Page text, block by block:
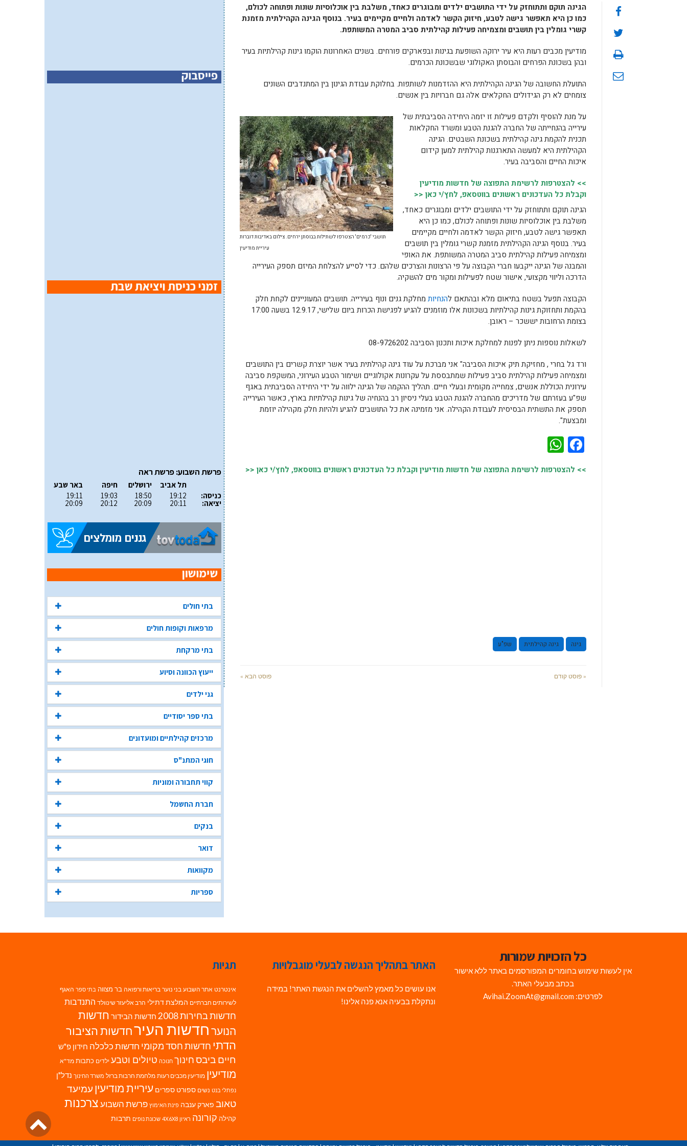
הגינה תוקם ותתוחזק על ידי התושבים ילדים ומבוגרים כאחד, משלבת בין אוכלוסיות שונות ופתוחה לכולם,
כמו כן היא תאפשר גישה לטבע, חיזוק הקשר לאדמה ולחיים מקיימים בעיר. בנוסף הגינה הקהילתית מזמנת
קשרי גומלין בין תושבים ומצמיחה פעילות קהילתית סביב המטרה המשותפת.
מודיעין מכבים רעות היא עיר ירוקה השופעת בגינות ובפארקים פורחים. בשנים האחרונות הוקמו גינות קהילתיות בעיר
ובהן בשכונת הפרחים והבוסתן האקולוגי שבשכונת הכרמים.
התועלת החשובה של הגינה הקהילתית היא ההזדמנות לשותפות. בחלוקת עבודת הגינון בין המתנדבים השונים
צומחים לא רק הגידולים החקלאים אלה גם חברויות בין אנשים.
תושבי 'כרמים' הצטרפו לשתילות בבוסתן ירחים. צילום באדיבות דוברות
עיריית מודיעין
על מנת להוסיף ולקדם פעילות זו יזמה היחידה הסביבתית של
עירייה בהנחייתה של החברה להגנת הטבע ומשרד החקלאות
תכנית להקמת גינה קהילתית בשכונת השבטים. הגינה
הקהילתית היא למעשה התארגנות קהילתית למען קידום
איכות החיים והסביבה בעיר.
>> להצטרפות לרשימת התפוצה של חדשות מודיעין
וקבלת כל העדכונים ראשונים בווטסאפ, לחץ/י כאן <<
הגינה תוקם ותתוחזק על ידי התושבים ילדים ומבוגרים כאחד,
משלבת בין אוכלוסיות שונות ופתוחה לכולם, כמו כן היא
תאפשר גישה לטבע, חיזוק הקשר לאדמה ולחיים מקיימים
בעיר. בנוסף הגינה הקהילתית מזמנת קשרי גומלין בין תושבים
ומצמיחה פעילות קהילתית סביב המטרה המשותפת. את האופי
והמבנה של הגינה ייקבעו חברי הקבוצה על פי הרצונות והצרכים שלהם. כדי לסייע להצלחת המיזם תספק העירייה
הדרכה וליווי מקצועי, אישור שטח לפעילות ומקור מים להשקיה.
הקבוצה תפעל בשטח בתיאום מלא ובהתאם להנחיות מחלקת גנים ונוף בעירייה. תושבים המעוניינים לקחת חלק
בהקמת ותחזוקת גינות קהילתיות בשכונות אלו מוזמנים להגיע לפגישת הכרות ביום שלישי, 12.9.17 בשעה 17:00
בצומת הרחובות יששכר – ראובן.
לשאלות נוספות ניתן לפנות למחלקת איכות ותכנון הסביבה 08-9726202
ורד גל בחרי , מחזיקת תיק איכות הסביבה" אני מברכת על עוד גינה קהילתית בעיר אשר יוצרת קשרים בין התושבים
ומצמיחה פעילות קהילתית סביב פעילות שמתבססת על עקרונות אקולוגיים ושימור הטבע העירוני, המשקפת סביבה
עירונית הכוללת אנשים, צמחייה מקומית ובעלי חיים. תהליך ההקמה של הגינה ילווה על ידי היחידה הסביבתית באגף
שפ"ע בעזרתם של מדריכים מהחברה להגנת הטבע בעלי ניסיון רב בהנחיה של גינות קהילתיות בארץ, כאשר העירייה
תספק את התשתית הבסיסית לעבודת הקהילה. אני מזמינה את כל התושבים להגיע ולהיות חלק מקהילה יוזמת
ומבצעת".
Facebook
>> להצטרפות לרשימת התפוצה של חדשות מודיעין וקבלת כל העדכונים ראשונים בווטסאפ, לחץ/י כאן <<
גינה גינה קהילתית שפ"ע
« פוסט קודם פוסט הבא »
פרשת השבוע: פרשת ראה
כניסה:
יציאה:
תל אביב
19:12
20:11
ירושלים
18:50
20:09
חיפה
19:03
20:12
באר שבע
19:11
20:09
בתי חולים
מרפאות וקופות חולים
בתי מרקחת
ייעוץ הכוונה וסיוע
גני ילדים
בתי ספר יסודיים
מרכזים קהילתיים ומועדונים
חוגי המתנ"ס
קווי תחבורה ומוניות
חברת החשמל
בנקים
דואר
מקוואות
ספריות
כל הזכויות שמורות
אין לעשות שימוש בחומרים המפורסמים באתר ללא אישור
בכתב מבעלי האתר.
לפרטים: Avihai.ZoomAt@gmail.com
האתר בתהליך הנגשה לבעלי מוגבלויות
אנו עושים כל מאמץ להשלים את הנגשת האתר! במידה
ונתקלת בבעיה אנא פנה אלינו!
תגיות
אינטרנט אתר השבוע בני נוער בריאות ורפואה בר מצווה בתי ספר האגף
לשירותים חברתיים המלצת דתילי הרב אליעזר שינוולד התנדבות
חדשות בחירות 2008 חדשות הבידור חדשות
הנוערחדשות העירחדשות הציבור
הדתי חדשות חסד מקומי חדשות כלכלה חידון פ"ש
חיים ביבסחינוך חנוכה טיולים וטבע ילדים כתבות מד"א
מודיעין מודיעין מכבים רעות מלחמת חרבות ברזל משרד החינוך נדל"ן
נפתלי בנט נשים ספורט ספרים עיריית מודיעין עמיעד
טאוב פארק ענבה פינת האימוץ פרשת השבועצרכנות
קהילה קורונה ראיון 4X6X8 שכונת נופים תרבות